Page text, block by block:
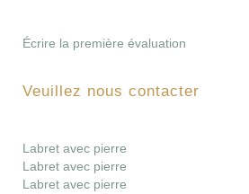
Écrire la première évaluation
Veuillez nous contacter
Labret avec pierre
Labret avec pierre
Labret avec pierre